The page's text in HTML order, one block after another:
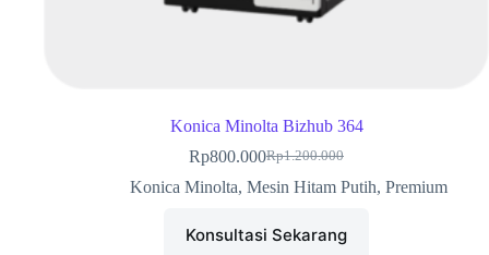
Konica Minolta Bizhub 364
Rp1.200.000
Rp800.000
Konica Minolta, Mesin Hitam Putih, Premium
Konsultasi Sekarang